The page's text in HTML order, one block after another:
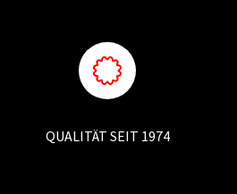
QUALITÄT SEIT 1974